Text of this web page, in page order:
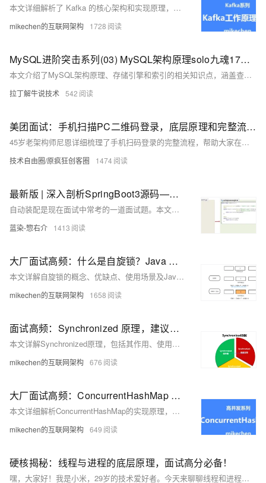
本文详细解析了 Kafka 的核心架构和实现原理，消息中间件是亿级互联网架构的基石，大厂面试高频，非常重要，建议收藏。关注【mikechen的互联网架构】，10年+BAT架构经验倾囊相授。
mikechen的互联网架构 1728
MySQL进阶突击系列(03) MySQL架构原理solo九魂17环连问 | 给大厂面试官的一封信
本文介绍了MySQL架构原理、存储引擎和索引的相关知识点，涵盖查询和更新SQL的执行过程、MySQL各组件的作用、存储引擎的类型及特性、索引的建立和使用原则，以及二叉树、平衡二叉树和B树的区别。通过这些内容，帮助读者深入了解MySQL的工作机制，提高数据库管理和优化能力。
拉丁解牛说技术 542
美团面试：手机扫描PC二维码登录，底层原理和完整流程是什么？
45岁老架构师尼恩详细梳理了手机扫码登录的完整流程，帮助大家在面试中脱颖而出。该过程分为三个阶段：待扫描阶段、已扫描待确认阶段和已确认阶段。更多技术圣经系列PDF及详细内容，请关注【技术自由圈】获取。
技术自由圈/原疯狂创客圈 1474
最新版 | 深入剖析SpringBoot3源码——分析自动装配原理（面试常考）
自动装配是现在面试中常考的一道面试题。本文基于最新的 SpringBoot 3.3.3 版本的源码来分析自动装配的原理，并在文未说明了SpringBoot2和SpringBoot3的自动装配源码中区别，以及面试回答的拿分核心话术。
蓝染-惣右介 1413
大厂面试高频：什么是自旋锁？Java 实现自旋锁的原理？
本文详解自旋锁的概念、优缺点、使用场景及Java实现。关注【mikechen的互联网架构】，10年+BAT架构经验倾囊相授。
mikechen的互联网架构 1658
面试高频：Synchronized 原理，建议收藏备用 ！
本文详解Synchronized原理，包括其作用、使用方式、底层实现及锁升级机制。关注【mikechen的互联网架构】，10年+BAT架构经验倾囊相授。
mikechen的互联网架构 676
大厂面试高频：ConcurrentHashMap 的实现原理（ 超详细 ）
本文详细解析ConcurrentHashMap的实现原理，大厂高频面试，必知必备。关注【mikechen的互联网架构】，10年+BAT架构经验倾囊相授。
mikechen的互联网架构 649
硬核揭秘：线程与进程的底层原理，面试高分必备！
嘿，大家好！我是小米，29岁的技术爱好者。今天来聊聊线程和进程的区别。进程是操作系统中运行的程序实例，有独立内存空间；线程是进程内的最小执行单元，共享内存。创建进程开销大但更安全，线程轻量高效但易引发数据竞争。面试时可强调：进程是资源分配单位，线程是CPU调度单位。根据不同场景选择合适的并发模型，如高并发用线程池。希望这篇文章能帮你更好地理解并回答面试中的相关问题，祝你早日拿下心仪的offer！